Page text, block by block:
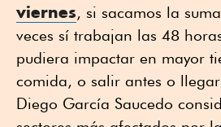
viernes, si sacamos la
veces sí trabajan las 48
pudiera impactar en mayor
comida, o salir antes o
Diego García Saucedo